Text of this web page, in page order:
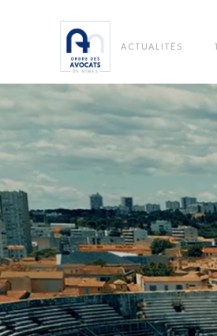
ACTUALITÉS